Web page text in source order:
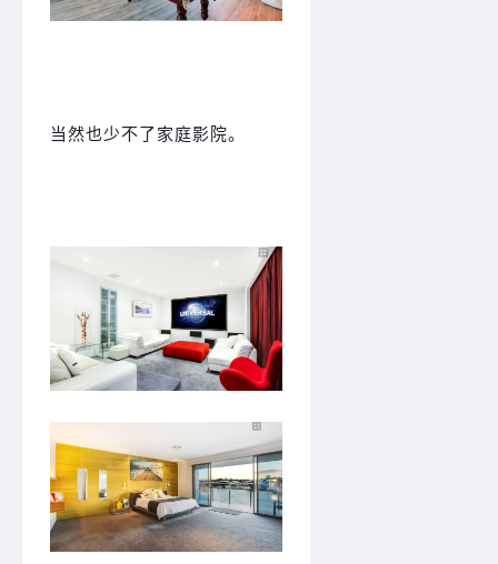
当然也少不了家庭影院。